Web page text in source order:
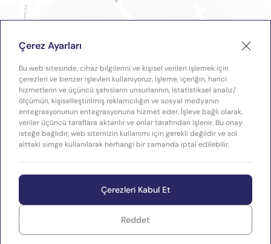
Copyright © 2026 Plastimak TASARIM
Çerez Ayarları
Bu web sitesinde, cihaz bilgilerini ve kişisel verileri işlemek için
çerezleri ve benzer işlevleri kullanıyoruz. İşleme, içeriğin, harici
hizmetlerin ve üçüncü şahısların unsurlarının, istatistiksel analiz/
ölçümün, kişiselleştirilmiş reklamcılığın ve sosyal medyanın
entegrasyonunun entegrasyonuna hizmet eder. İşleve bağlı olarak,
veriler üçüncü taraflara aktarılır ve onlar tarafından işlenir. Bu onay
isteğe bağlıdır, web sitemizin kullanımı için gerekli değildir ve sol
alttaki simge kullanılarak herhangi bir zamanda iptal edilebilir.
Çerezleri Kabul Et
Reddet